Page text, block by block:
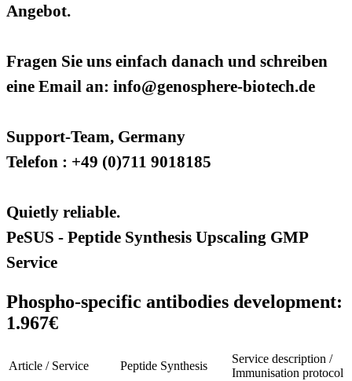
Angebot.
Fragen Sie uns einfach danach und schreiben
eine Email an: info@genosphere-biotech.de
Support-Team, Germany
Telefon : +49 (0)711 9018185
Quietly reliable.
PeSUS - Peptide Synthesis Upscaling GMP
Service
Phospho-specific antibodies development:
1.967€
Article / Service Peptide Synthesis
Service description /
Immunisation protocol